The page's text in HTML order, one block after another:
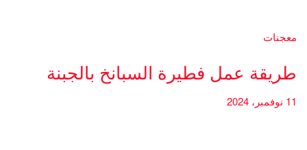
معجنات
طريقة عمل فطيرة السبانخ بالجبنة
11 نوفمبر، 2024